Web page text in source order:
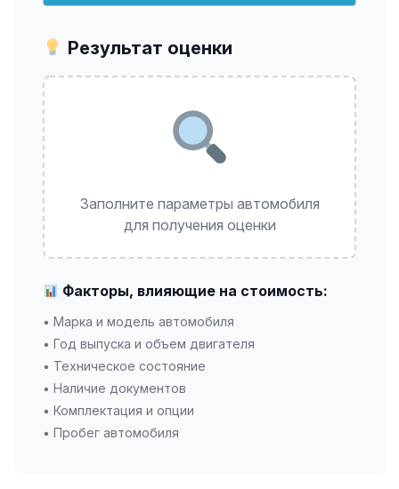
Результат оценки
Заполните параметры автомобиля
для получения оценки
Факторы, влияющие на стоимость:
• Марка и модель автомобиля
• Год выпуска и объем двигателя
• Техническое состояние
• Наличие документов
• Комплектация и опции
• Пробег автомобиля